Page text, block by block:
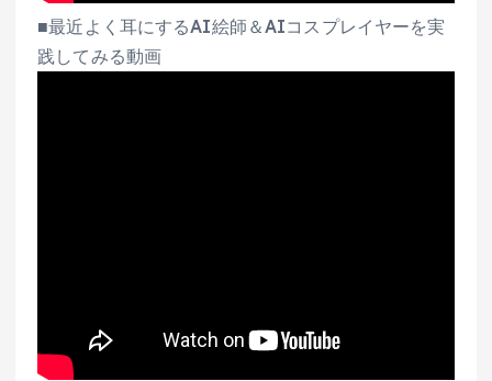
■最近よく耳にするAI絵師＆AIコスプレイヤーを実
践してみる動画